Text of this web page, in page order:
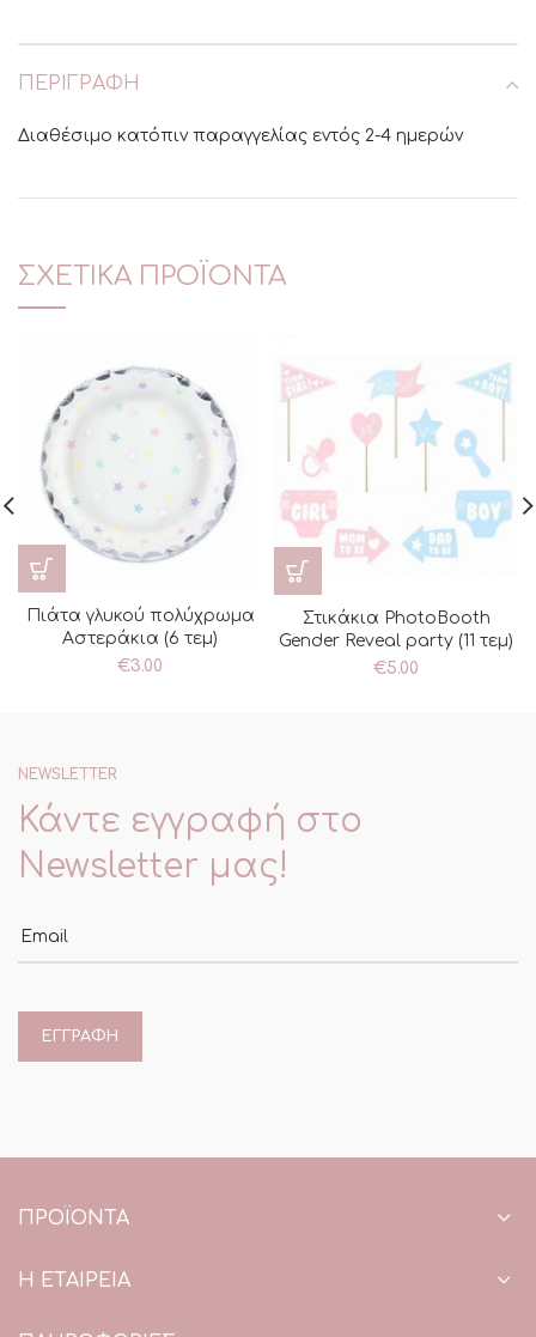
ΠΕΡΙΓΡΑΦΉ
Διαθέσιμο κατόπιν παραγγελίας εντός 2-4 ημερών
ΣΧΕΤΙΚΆ ΠΡΟΪΌΝΤΑ
Πιάτα γλυκού πολύχρωμα
Αστεράκια (6 τεμ)
€3.00
Στικάκια PhotoBooth
Gender Reveal party (11 τεμ)
€5.00
NEWSLETTER
Κάντε εγγραφή στο
Newsletter μας!
ΠΡΟΪΌΝΤΑ
Η ΕΤΑΙΡΕΙΑ